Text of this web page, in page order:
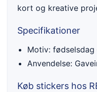
kort og kreative
Specifikationer
Motiv:
Anvendelse:
Køb stickers hos